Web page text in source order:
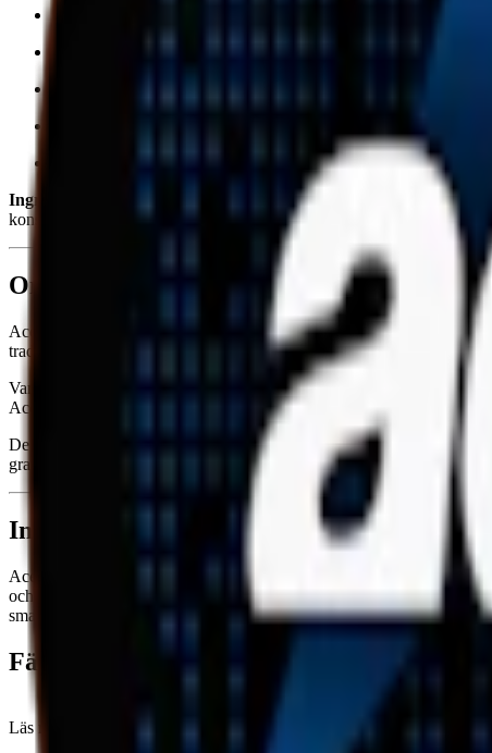
guarana
Ingredienser:
växtfibrer, sötningsmedel (E968, erytritol), xylitol,
konserveringsmedel (E202, kaliumsorbat) samt aromer och vatten.
Om Ace X Guarana Chili Boost
Ace X Guarana Chili Boost ger en kraftig upplevelse i både smak
traditionellt snus.
Varje prilla har en torrare utsida och en något fuktigare insida för en
Ace X Guarana Chili Boost definitivt kännas under läppen.
De helvita prillorna består bland annat av växtfiber, vatten, salt och
gram och innehåller 8 milligram nikotin. Nikotininnehållet är 1,6
Information om varumärket Ace X
Ace X är det starkaste tobaksfria vita snuset från Ministry of Snus ,
och originalformat, erbjuder Ace X en kraftfull nikotinupplevelse
smaker.
Färskt vitt snus
Läs mer om hur du förvarar Ace X Guarana Chili Boost